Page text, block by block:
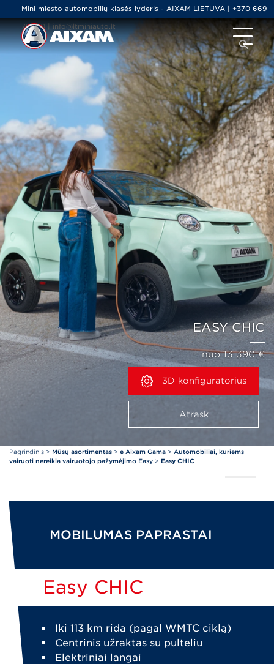
Mini miesto automobilių klasės lyderis - AIXAM LIETUVA | +370 669
79000 | info@ltminiauto.lt
EASY CHIC
nuo 13 390 €
3D konfigūratorius
Atrask
Pagrindinis > Mūsų asortimentas > e Aixam Gama > Automobiliai, kuriems
vairuoti nereikia vairuotojo pažymėjimo Easy > Easy CHIC
MOBILUMAS PAPRASTAI
Easy CHIC
Iki 113 km rida (pagal WMTC ciklą)
Centrinis užraktas su pulteliu
Elektriniai langai